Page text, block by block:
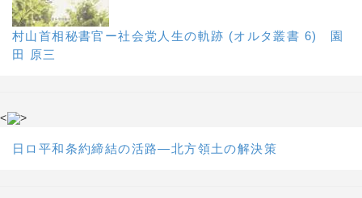
村山首相秘書官ー社会党人生の軌跡 (オルタ叢書 6) 園
田 原三
< >
日ロ平和条約締結の活路―北方領土の解決策